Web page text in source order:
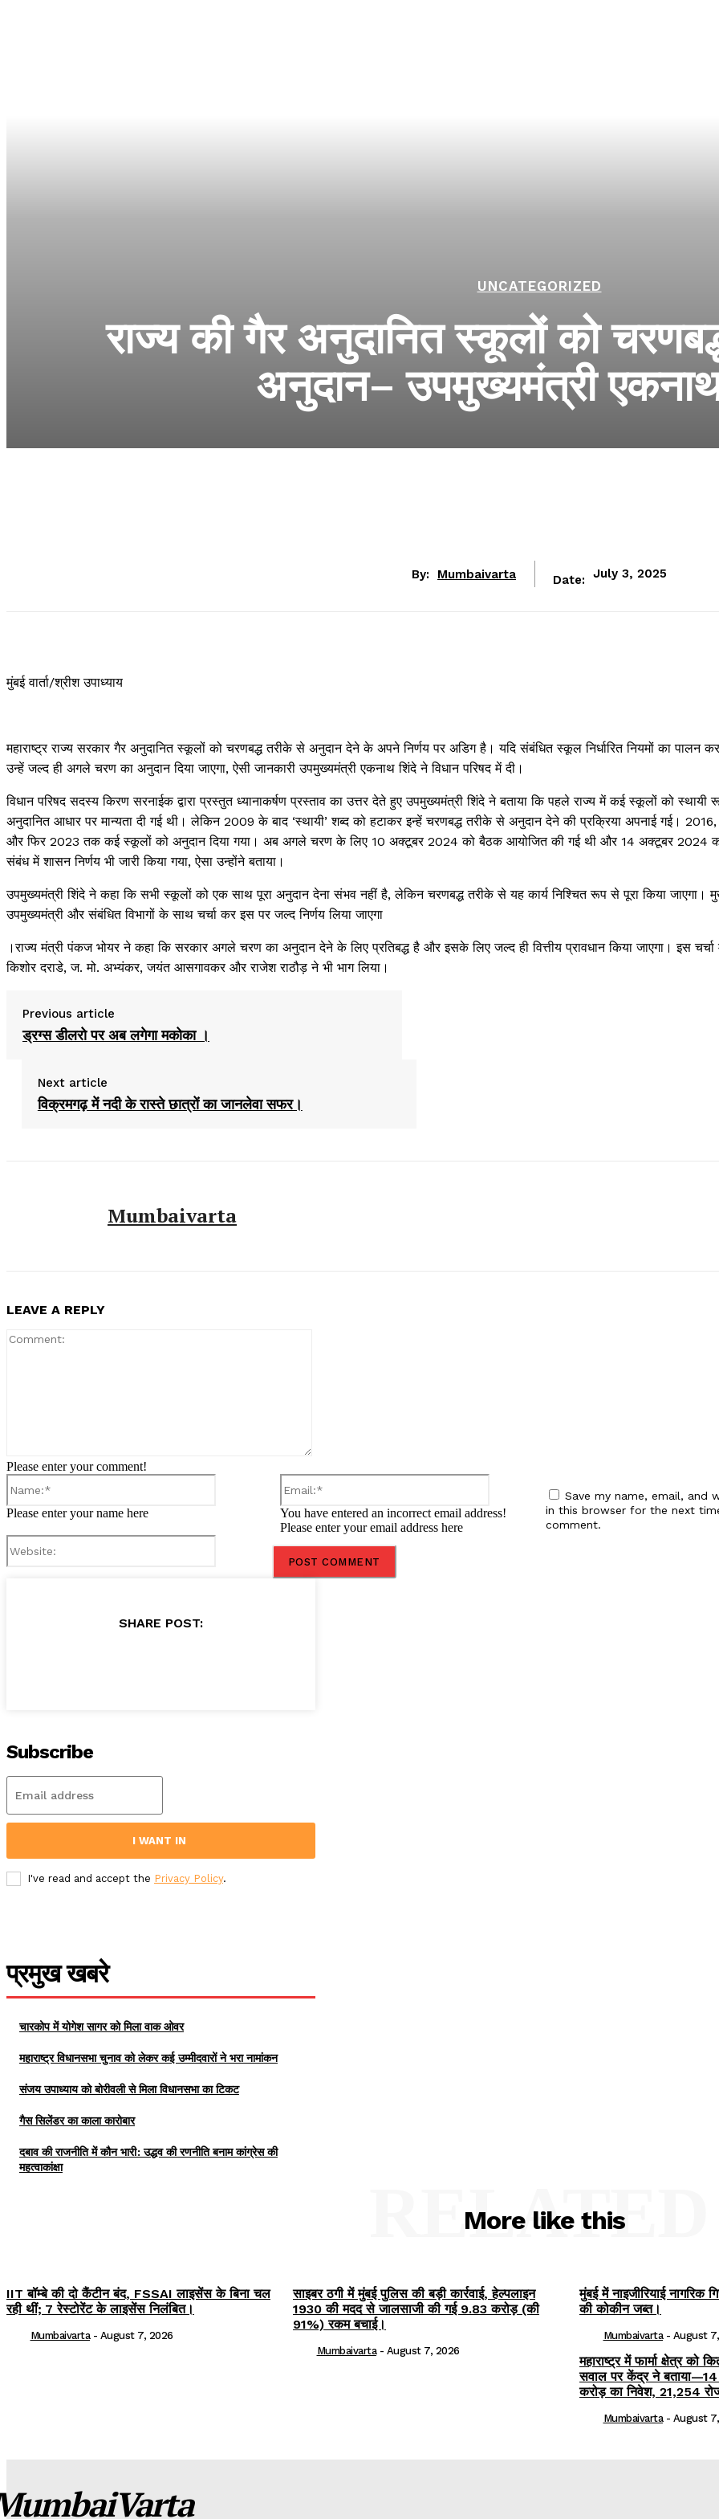
UNCATEGORIZED
राज्य की गैर अनुदानित स्कूलों को
अनुदान– उपमुख्यमंत्री
By: Mumbaivarta Date: July 3, 2025
मुंबई वार्ता/श्रीश उपाध्याय
महाराष्ट्र राज्य सरकार गैर अनुदानित स्कूलों को चरणबद्ध तरीके से अनुदान देने के अपने निर्णय पर अडिग है। यदि संबंधित स्कूल निर्धारित नियमों का पालन
उन्हें जल्द ही अगले चरण का अनुदान दिया जाएगा, ऐसी जानकारी उपमुख्यमंत्री एकनाथ शिंदे ने विधान परिषद में दी।
विधान परिषद सदस्य किरण सरनाईक द्वारा प्रस्तुत ध्यानाकर्षण प्रस्ताव का उत्तर देते हुए उपमुख्यमंत्री शिंदे ने बताया कि पहले राज्य में कई स्कूलों को स्थायी
अनुदानित आधार पर मान्यता दी गई थी। लेकिन 2009 के बाद ‘स्थायी’ शब्द को हटाकर इन्हें चरणबद्ध तरीके से अनुदान देने की प्रक्रिया अपनाई गई।
और फिर 2023 तक कई स्कूलों को अनुदान दिया गया। अब अगले चरण के लिए 10 अक्टूबर 2024 को बैठक आयोजित की गई थी और 14 अक्टूबर 2024
संबंध में शासन निर्णय भी जारी किया गया, ऐसा उन्होंने बताया।
उपमुख्यमंत्री शिंदे ने कहा कि सभी स्कूलों को एक साथ पूरा अनुदान देना संभव नहीं है, लेकिन चरणबद्ध तरीके से यह कार्य निश्चित रूप से पूरा किया जाएगा।
उपमुख्यमंत्री और संबंधित विभागों के साथ चर्चा कर इस पर जल्द निर्णय लिया जाएगा
।राज्य मंत्री पंकज भोयर ने कहा कि सरकार अगले चरण का अनुदान देने के लिए प्रतिबद्ध है और इसके लिए जल्द ही वित्तीय प्रावधान किया जाएगा। इस
किशोर दराडे, ज. मो. अभ्यंकर, जयंत आसगावकर और राजेश राठौड़ ने भी भाग लिया।
Previous article
ड्रग्स डीलरो पर अब लगेगा मकोका ।
Next article
विक्रमगढ़ में नदी के रास्ते छात्रों का जानलेवा सफर।
Mumbaivarta
LEAVE A REPLY
Please enter your comment!
Please enter your name here
Email:*
You have entered an incorrect email address!
Please enter your email address here
Save my name, email, and
in this browser for the next
comment.
SHARE POST:
Subscribe
I WANT IN
I've read and accept the Privacy Policy.
प्रमुख खबरे
चारकोप में योगेश सागर को मिला वाक ओवर
महाराष्ट्र विधानसभा चुनाव को लेकर कई उम्मीदवारों ने भरा नामांकन
संजय उपाध्याय को बोरीवली से मिला विधानसभा का टिकट
गैस सिलेंडर का काला कारोबार
दबाव की राजनीति में कौन भारी: उद्धव की रणनीति बनाम कांग्रेस की
महत्वाकांक्षा
More like this
RELATED
IIT बॉम्बे की दो कैंटीन बंद, FSSAI लाइसेंस के बिना चल
रही थीं; 7 रेस्टोरेंट के लाइसेंस निलंबित।
Mumbaivarta - August 7, 2026
साइबर ठगी में मुंबई पुलिस की बड़ी कार्रवाई, हेल्पलाइन
1930 की मदद से जालसाजी की गई 9.83 करोड़ (की
91%) रकम बचाई।
Mumbaivarta - August 7, 2026
मुंबई में नाइजीरियाई नागरिक
की कोकीन जब्त।
Mumbaivarta - August
महाराष्ट्र में फार्मा क्षेत्र को
सवाल पर केंद्र ने बताया—14
करोड़ का निवेश, 21,254
Mumbaivarta - August